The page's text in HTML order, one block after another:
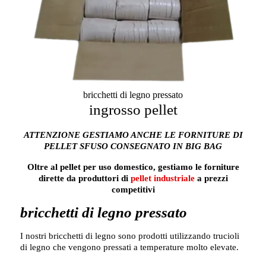
bricchetti di legno pressato
ingrosso pellet
ATTENZIONE GESTIAMO ANCHE LE FORNITURE DI
PELLET SFUSO CONSEGNATO IN BIG BAG
Oltre al pellet per uso domestico, gestiamo le forniture
dirette da produttori di pellet industrialea prezzi
competitivi
bricchetti di legno pressato
I nostri bricchetti di legno sono prodotti utilizzando trucioli
di legno che vengono pressati a temperature molto elevate.